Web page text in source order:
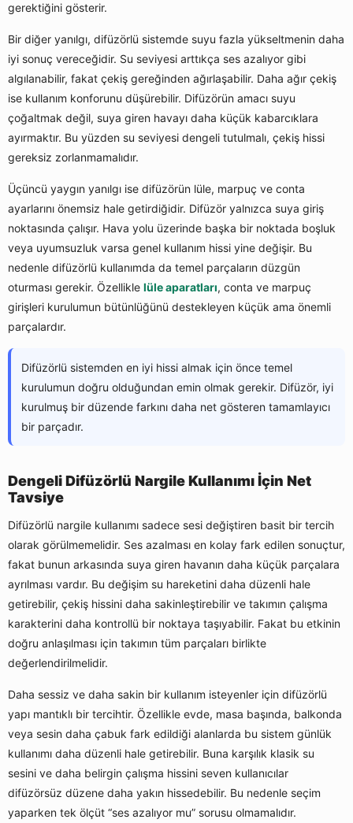
gerektiğini gösterir.
Bir diğer yanılgı, difüzörlü sistemde suyu fazla yükseltmenin daha
iyi sonuç vereceğidir. Su seviyesi arttıkça ses azalıyor gibi
algılanabilir, fakat çekiş gereğinden ağırlaşabilir. Daha ağır çekiş
ise kullanım konforunu düşürebilir. Difüzörün amacı suyu
çoğaltmak değil, suya giren havayı daha küçük kabarcıklara
ayırmaktır. Bu yüzden su seviyesi dengeli tutulmalı, çekiş hissi
gereksiz zorlanmamalıdır.
Üçüncü yaygın yanılgı ise difüzörün lüle, marpuç ve conta
ayarlarını önemsiz hale getirdiğidir. Difüzör yalnızca suya giriş
noktasında çalışır. Hava yolu üzerinde başka bir noktada boşluk
veya uyumsuzluk varsa genel kullanım hissi yine değişir. Bu
nedenle difüzörlü kullanımda da temel parçaların düzgün
oturması gerekir. Özellikle lüle aparatları, conta ve marpuç
girişleri kurulumun bütünlüğünü destekleyen küçük ama önemli
parçalardır.
Difüzörlü sistemden en iyi hissi almak için önce temel
kurulumun doğru olduğundan emin olmak gerekir. Difüzör, iyi
kurulmuş bir düzende farkını daha net gösteren tamamlayıcı
bir parçadır.
Dengeli Difüzörlü Nargile Kullanımı İçin Net
Tavsiye
Difüzörlü nargile kullanımı sadece sesi değiştiren basit bir tercih
olarak görülmemelidir. Ses azalması en kolay fark edilen sonuçtur,
fakat bunun arkasında suya giren havanın daha küçük parçalara
ayrılması vardır. Bu değişim su hareketini daha düzenli hale
getirebilir, çekiş hissini daha sakinleştirebilir ve takımın çalışma
karakterini daha kontrollü bir noktaya taşıyabilir. Fakat bu etkinin
doğru anlaşılması için takımın tüm parçaları birlikte
değerlendirilmelidir.
Daha sessiz ve daha sakin bir kullanım isteyenler için difüzörlü
yapı mantıklı bir tercihtir. Özellikle evde, masa başında, balkonda
veya sesin daha çabuk fark edildiği alanlarda bu sistem günlük
kullanımı daha düzenli hale getirebilir. Buna karşılık klasik su
sesini ve daha belirgin çalışma hissini seven kullanıcılar
difüzörsüz düzene daha yakın hissedebilir. Bu nedenle seçim
yaparken tek ölçüt “ses azalıyor mu” sorusu olmamalıdır.